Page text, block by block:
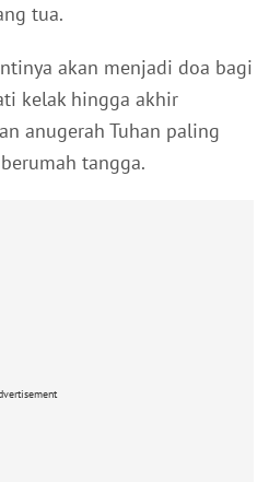
tua.
akan menjadi doa bagi
kelak hingga akhir
anugerah Tuhan paling
tangga.